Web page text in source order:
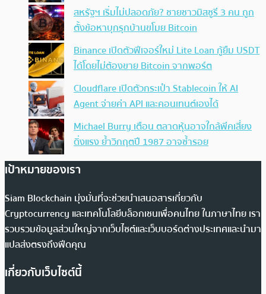
สหรัฐฯ เริ่มไม่ปลอดภัย? ชายชาวมิสซูรี 3 คน ถูก
ตั้งข้อหาบุกรุกบ้านขโมย Bitcoin
Binance เปิดตัวฟีเจอร์ใหม่ Lite Loan กู้ยืม USDT
ได้โดยไม่ต้องขาย Bitcoin จากพอร์ต
Cloudflare เปิดตัวกระเป๋า Stablecoin ให้ AI
Agent จ่ายค่า API และคอนเทนต์เองได้
Michael Burry เตือน ตลาดหุ้นอาจใกล้พีคเสี่ยง
ดิ่งแรง ย้ำวิกฤตปี 1987 อาจซ้ำรอย
เป้าหมายของเรา
Siam Blockchain มุ่งมั่นที่จะช่วยนำเสนอสารเกี่ยวกับ
Cryptocurrency และเทคโนโลยีบล็อกเชนเพื่อคนไทย ในภาษาไทย เรา
รวบรวมข้อมูลส่วนใหญ่จากเว็บไซต์และเว็บบอร์ดต่างประเทศและนำมา
แปลส่งตรงถึงฟีดคุณ
เกี่ยวกับเว็บไซต์นี้